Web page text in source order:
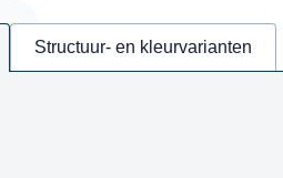
Structuur- en kleurvarianten